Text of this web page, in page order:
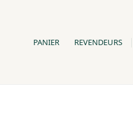
PANIER REVENDEURS